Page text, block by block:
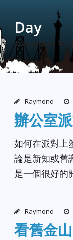
Day
December 14,
Raymond
辦公室
如何在派對上
論是新知或舊
是一個很好的
Raymond
看舊金